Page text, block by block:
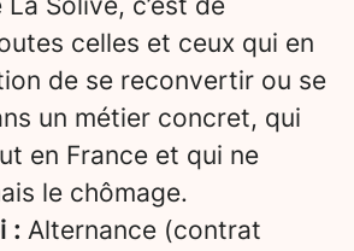
celles et ceux qui en
de se reconvertir ou se
un métier concret, qui
en France et qui ne
le chômage.
: Alternance (contrat